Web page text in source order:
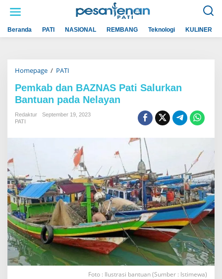
Beranda PATI NASIONAL REMBANG Teknologi KULINER
Homepage / PATI
m
k
a
d
N
A
S
P
t
i
S
a
l
u
r
k
a
n
Pemkab dan BAZNAS Pati Salurkan
Bantuan pada Nelayan
Redaktur
September 19, 2023
PATI
Foto : Ilustrasi bantuan (Sumber : Istimewa)